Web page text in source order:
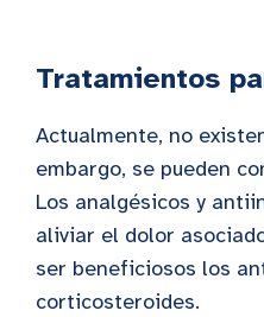
Tratamientos
Actualmente, no
embargo, se pueden
Los analgésicos y
aliviar el dolor
ser beneficiosos los
corticosteroides.